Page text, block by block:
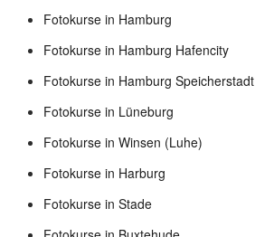
Fotokurse in Hamburg
Fotokurse in Hamburg Hafencity
Fotokurse in Hamburg Speicherstadt
Fotokurse in Lüneburg
Fotokurse in Winsen (Luhe)
Fotokurse in Harburg
Fotokurse in Stade